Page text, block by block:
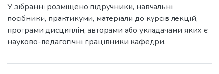
У зібранні розміщено підручники, навчальні
посібники, практикуми, матеріали до курсів лекцій,
програми дисциплін, авторами або укладачами яких є
науково-педагогічні працівники кафедри.